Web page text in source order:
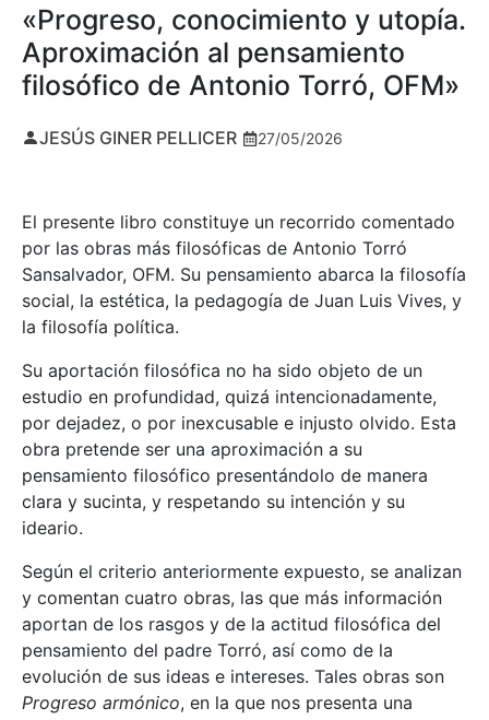
«Progreso, conocimiento y utopía.
Aproximación al pensamiento
filosófico de Antonio Torró, OFM»
JESÚS GINER PELLICER 27/05/2026
El presente libro constituye un recorrido comentado
por las obras más filosóficas de Antonio Torró
Sansalvador, OFM. Su pensamiento abarca la filosofía
social, la estética, la pedagogía de Juan Luis Vives, y
la filosofía política.
Su aportación filosófica no ha sido objeto de un
estudio en profundidad, quizá intencionadamente,
por dejadez, o por inexcusable e injusto olvido. Esta
obra pretende ser una aproximación a su
pensamiento filosófico presentándolo de manera
clara y sucinta, y respetando su intención y su
ideario.
Según el criterio anteriormente expuesto, se analizan
y comentan cuatro obras, las que más información
aportan de los rasgos y de la actitud filosófica del
pensamiento del padre Torró, así como de la
evolución de sus ideas e intereses. Tales obras son
Progreso armónico, en la que nos presenta una